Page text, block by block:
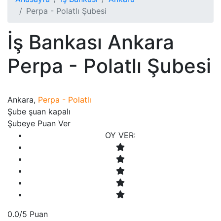
Perpa - Polatlı Şubesi
İş Bankası Ankara
Perpa - Polatlı Şubesi
Ankara, Perpa - Polatlı
Şube şuan kapalı
Şubeye Puan Ver
OY VER:
0.0/5 Puan